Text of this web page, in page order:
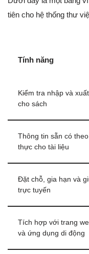
tiên cho hệ thống thư
Tính năng
Kiểm tra nhập và
cho sách
Thông tin sẵn có
thực cho tài liệu
Đặt chỗ, gia hạn và
trực tuyến
Tích hợp với trang
và ứng dụng di động